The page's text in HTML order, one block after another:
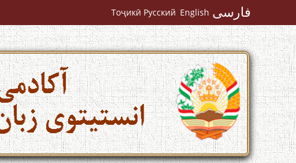
Тоҷикӣ Русский English فارسی